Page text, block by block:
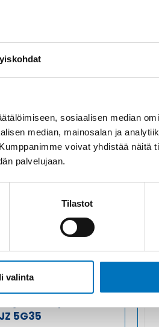
sosiaalisen median
median, mainosalan ja
voivat yhdistää näitä
palvelujaan.
Tilastot
valinta
Tai
Ohjauskaapeli ÖPVC-
JZ 5G35